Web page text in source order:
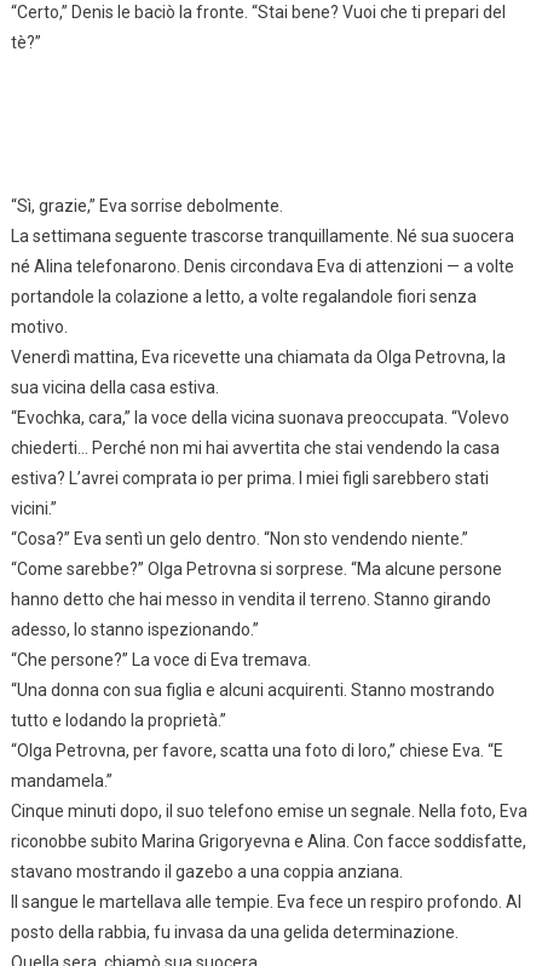
“Certo,” Denis le baciò la fronte. “Stai bene? Vuoi che ti prepari del
tè?”
“Sì, grazie,” Eva sorrise debolmente.
La settimana seguente trascorse tranquillamente. Né sua suocera
né Alina telefonarono. Denis circondava Eva di attenzioni — a volte
portandole la colazione a letto, a volte regalandole fiori senza
motivo.
Venerdì mattina, Eva ricevette una chiamata da Olga Petrovna, la
sua vicina della casa estiva.
“Evochka, cara,” la voce della vicina suonava preoccupata. “Volevo
chiederti… Perché non mi hai avvertita che stai vendendo la casa
estiva? L’avrei comprata io per prima. I miei figli sarebbero stati
vicini.”
“Cosa?” Eva sentì un gelo dentro. “Non sto vendendo niente.”
“Come sarebbe?” Olga Petrovna si sorprese. “Ma alcune persone
hanno detto che hai messo in vendita il terreno. Stanno girando
adesso, lo stanno ispezionando.”
“Che persone?” La voce di Eva tremava.
“Una donna con sua figlia e alcuni acquirenti. Stanno mostrando
tutto e lodando la proprietà.”
“Olga Petrovna, per favore, scatta una foto di loro,” chiese Eva. “E
mandamela.”
Cinque minuti dopo, il suo telefono emise un segnale. Nella foto, Eva
riconobbe subito Marina Grigoryevna e Alina. Con facce soddisfatte,
stavano mostrando il gazebo a una coppia anziana.
Il sangue le martellava alle tempie. Eva fece un respiro profondo. Al
posto della rabbia, fu invasa da una gelida determinazione.
Quella sera, chiamò sua suocera.